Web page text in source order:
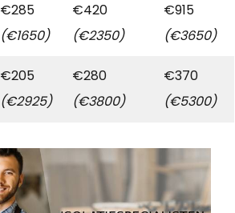
€285
(€1650)
€420
(€2350)
€915
(€3650)
€205
(€2925)
€280
(€3800)
€370
(€5300)